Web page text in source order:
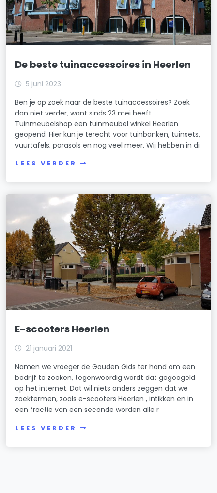
De beste tuinaccessoires in Heerlen
5 juni 2023
Ben je op zoek naar de beste tuinaccessoires? Zoek
dan niet verder, want sinds 23 mei heeft
Tuinmeubelshop een tuinmeubel winkel Heerlen
geopend. Hier kun je terecht voor tuinbanken, tuinsets,
vuurtafels, parasols en nog veel meer. Wij hebben in di
LEES VERDER
E-scooters Heerlen
21 januari 2021
Namen we vroeger de Gouden Gids ter hand om een
bedrijf te zoeken, tegenwoordig wordt dat gegoogeld
op het internet. Dat wil niets anders zeggen dat we
zoektermen, zoals e-scooters Heerlen , intikken en in
een fractie van een seconde worden alle r
LEES VERDER